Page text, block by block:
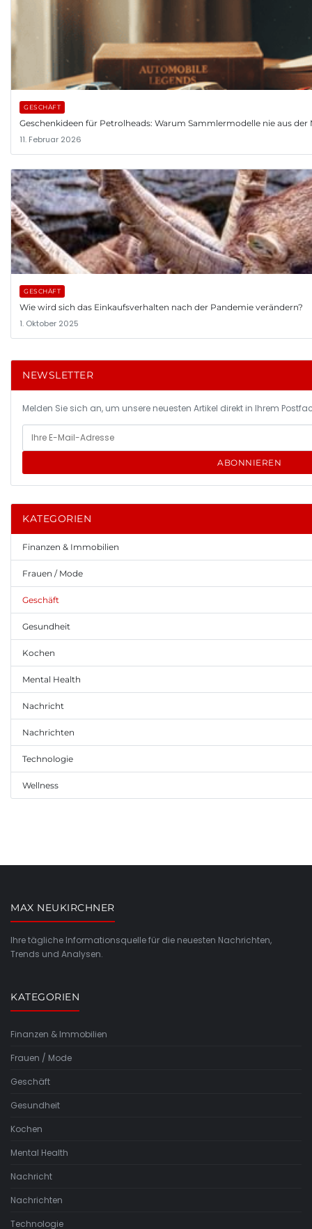
GESCHÄFT
Geschenkideen für Petrolheads: Warum Sammlermodelle nie aus
11. Februar 2026
GESCHÄFT
Wie wird sich das Einkaufsverhalten nach der Pandemie verändern?
1. Oktober 2025
NEWSLETTER
Melden Sie sich an, um unsere neuesten Artikel direkt in Ihrem
ABONNIEREN
KATEGORIEN
Finanzen & Immobilien
Frauen / Mode
Geschäft
Gesundheit
Kochen
Mental Health
Nachricht
Nachrichten
Technologie
Wellness
MAX NEUKIRCHNER
Ihre tägliche Informationsquelle für die neuesten Nachrichten,
Trends und Analysen.
KATEGORIEN
Finanzen & Immobilien
Frauen / Mode
Geschäft
Gesundheit
Kochen
Mental Health
Nachricht
Nachrichten
Technologie